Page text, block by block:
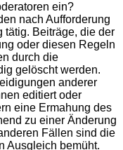
ein?
nach Aufforderung
tätig. Beiträge, die der
oder diesen Regeln
durch die
gelöscht werden.
anderer
editiert oder
eine Ermahung des
zu einer Änderung
Fällen sind die
Ausgleich bemüht.